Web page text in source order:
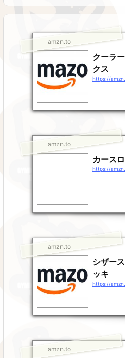
amzn.to
クーラ
クス
amzn.to
カース
amzn.to
シザー
ッキ
amzn.to